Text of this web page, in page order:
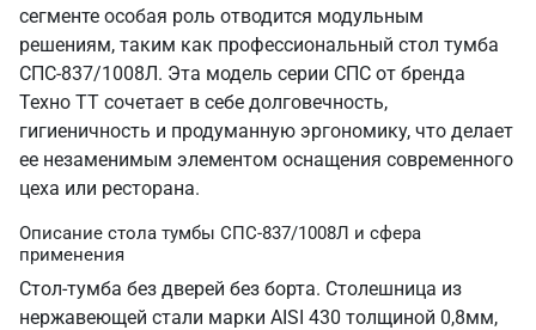
сегменте особая роль отводится модульным
решениям, таким как профессиональный стол тумба
СПС-837/1008Л. Эта модель серии СПС от бренда
Техно ТТ сочетает в себе долговечность,
гигиеничность и продуманную эргономику, что делает
ее незаменимым элементом оснащения современного
цеха или ресторана.
Описание стола тумбы СПС-837/1008Л и сфера
применения
Стол-тумба без дверей без борта. Столешница из
нержавеющей стали марки AISI 430 толщиной 0,8мм,